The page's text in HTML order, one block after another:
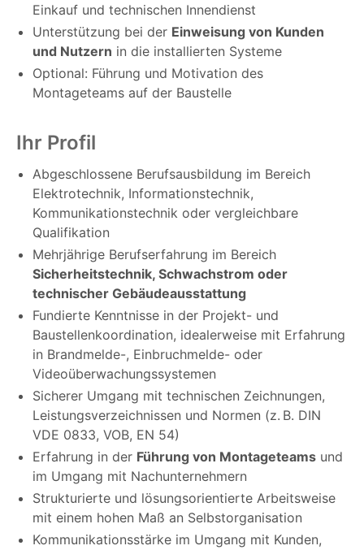
Einkauf und technischen Innendienst
Unterstützung bei der Einweisung von Kunden
und Nutzern in die installierten Systeme
Optional: Führung und Motivation des
Montageteams auf der Baustelle
Ihr Profil
Abgeschlossene Berufsausbildung im Bereich
Elektrotechnik, Informationstechnik,
Kommunikationstechnik oder vergleichbare
Qualifikation
Mehrjährige Berufserfahrung im Bereich
Sicherheitstechnik, Schwachstrom oder
technischer Gebäudeausstattung
Fundierte Kenntnisse in der Projekt- und
Baustellenkoordination, idealerweise mit Erfahrung
in Brandmelde-, Einbruchmelde- oder
Videoüberwachungssystemen
Sicherer Umgang mit technischen Zeichnungen,
Leistungsverzeichnissen und Normen (z. B. DIN
VDE 0833, VOB, EN 54)
Erfahrung in der Führung von Montageteams und
im Umgang mit Nachunternehmern
Strukturierte und lösungsorientierte Arbeitsweise
mit einem hohen Maß an Selbstorganisation
Kommunikationsstärke im Umgang mit Kunden,